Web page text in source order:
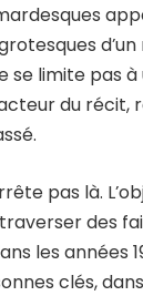
se limite pas
du récit,
pas là.
des
les années
clés,